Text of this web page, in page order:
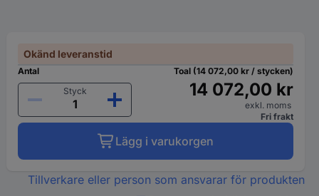
Okänd leveranstid
Antal
Styck
Toal (14 072,00 kr / stycken)
14 072,00 kr
exkl. moms
Fri frakt
Lägg i varukorgen
Tillverkare eller person som ansvarar för produkten